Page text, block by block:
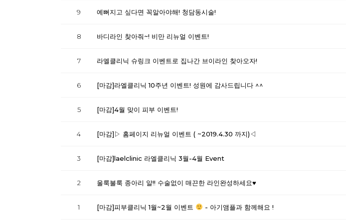
9 예뻐지고 싶다면 꼭알아야해! 청담동시술!
8 바디라인 찾아줘~! 비만 리뉴얼 이벤트!
7 라엘클리닉 슈링크 이벤트로 집나간 브이라인 찾아오자!
6 [마감]라엘클리닉 10주년 이벤트! 성원에 감사드립니다 ^^
5 [마감]4월 맞이 피부 이벤트!
4 [마감]▷ 홈페이지 리뉴얼 이벤트 ( ~2019.4.30 까지)◁
3 [마감]laelclinic 라엘클리닉 3월-4월 Event
2 울룩불룩 종아리 알!! 수술없이 매끈한 라인완성하세요♥
1 [마감]피부클리닉 1월~2월 이벤트 - 아기앰플과 함께해요 !